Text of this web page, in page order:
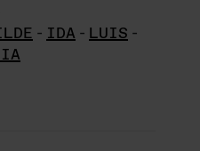
- IDA - LUIS -